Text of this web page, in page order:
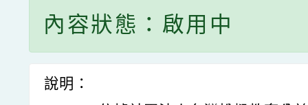
內容狀態：啟用中
說明：